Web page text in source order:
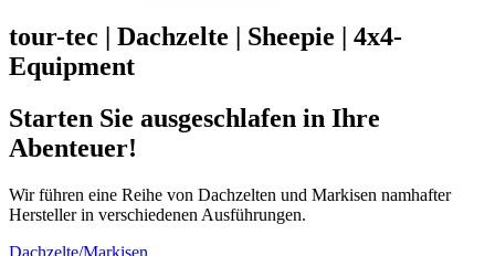
tour-tec | Dachzelte | Sheepie | 4x4-
Equipment
Starten Sie ausgeschlafen in Ihre
Abenteuer!
Wir führen eine Reihe von Dachzelten und Markisen namhafter
Hersteller in verschiedenen Ausführungen.
Dachzelte/Markisen